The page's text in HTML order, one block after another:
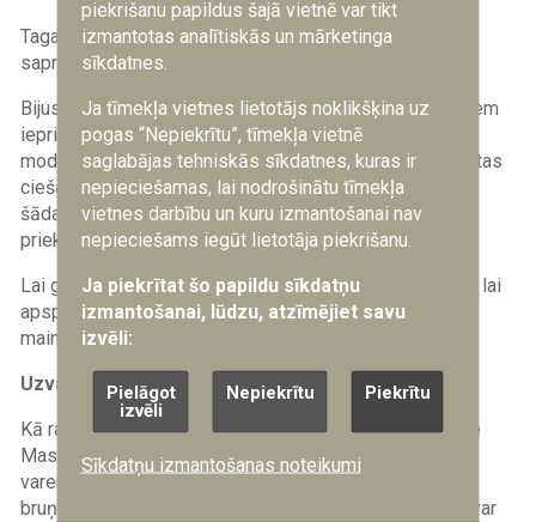
Tagad visi krievi, iespējams, izņemot pašu Putinu, sāk
saprast, ka karš nenorit pēc plāna.
Bijusī Putina runu autora Gaļļamova ieskatā cilvēki, kuriem
iepriekš politika bija vienaldzīga, tagad uzskata par
modernu paust politiskus uzskatus, uztraukties par tautas
ciešanām un sūdzēties par varas iestādēm. “Vēsturiski
šādas tendences parasti ir bijušas revolūciju
priekšvēstnesis,” viņš sacīja.
Lai gan Kremlim pagaidām ir pietiekami daudz resursu, lai
apspiestu jebkādu pilsonisku sacelšanos, notikumi var
mainīties ļoti strauji, norāda WSJ.
Uzvaras parāde Maskavā
Kā raksta “The Times
, ikgadējā Uzvaras dienas parāde
Maskavā tradicionāli kalpojusi kā krievijas militārās
varenības demonstrācija, taču šogad tajā nebūs
bruņutehnikas. Pēc izdevuma datiem, krievija vai nu nevar
piekrišanu papildus šajā vietnē var tikt
izmantotas analītiskās un mārketinga
sīkdatnes.
Ja tīmekļa vietnes lietotājs noklikšķina uz
pogas “Nepiekrītu”, tīmekļa vietnē
saglabājas tehniskās sīkdatnes, kuras ir
nepieciešamas, lai nodrošinātu tīmekļa
vietnes darbību un kuru izmantošanai nav
nepieciešams iegūt lietotāja piekrišanu.
Ja piekrītat šo papildu sīkdatņu
izmantošanai, lūdzu, atzīmējiet savu
izvēli:
Pielāgot
izvēli
Nepiekrītu Piekrītu
Sīkdatņu izmantošanas noteikumi